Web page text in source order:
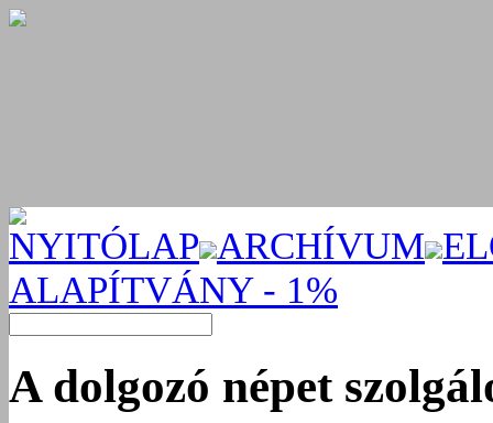
NYITÓLAP ARCHÍVUM
ALAPÍTVÁNY - 1%
A dolgozó népet